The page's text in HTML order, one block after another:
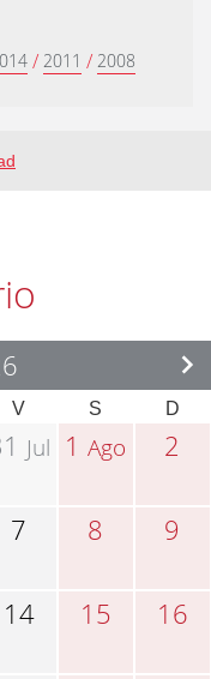
/ 2011 / 2008
V S D
Jul 1Ago 2
7 8 9
14 15 16